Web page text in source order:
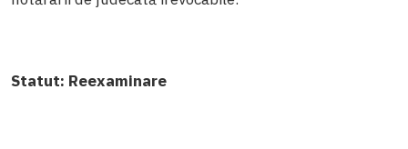
Statut: Reexaminare